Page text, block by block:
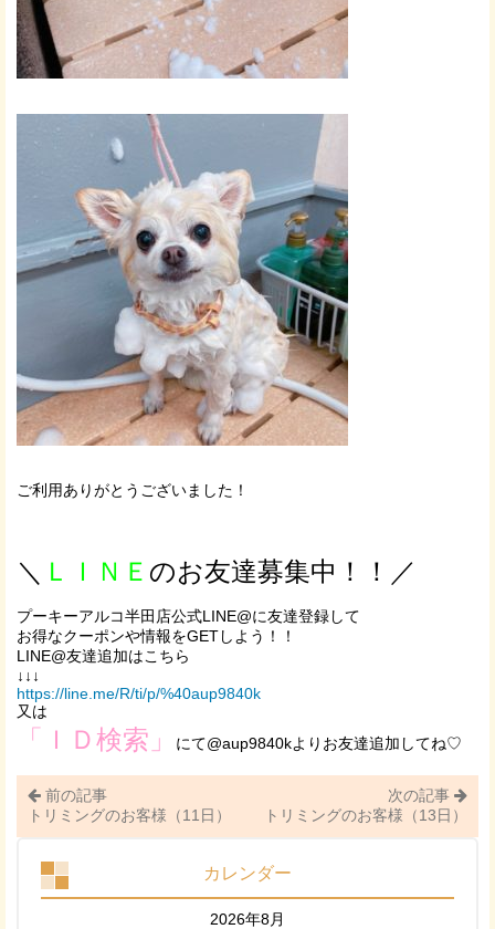
ご利用ありがとうございました！
＼ ＬＩＮＥ のお友達募集中！！／
プーキーアルコ半田店公式LINE@に友達登録して
お得なクーポンや情報をGETしよう！！
LINE@友達追加はこちら
↓↓↓
https://line.me/R/ti/p/%40aup9840k
又は
「ＩＤ検索」 にて@aup9840kよりお友達追加してね♡
前の記事
トリミングのお客様（11日）
次の記事
トリミングのお客様（13日）
カレンダー
2026年8月